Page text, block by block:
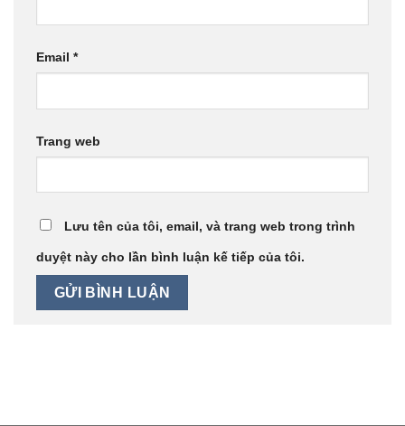
Email *
Trang web
Lưu tên của tôi, email, và trang web trong trình
duyệt này cho lần bình luận kế tiếp của tôi.